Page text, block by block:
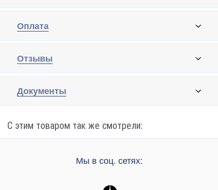
Оплата
Отзывы
Документы
С этим товаром так же смотрели:
Мы в соц. сетях: